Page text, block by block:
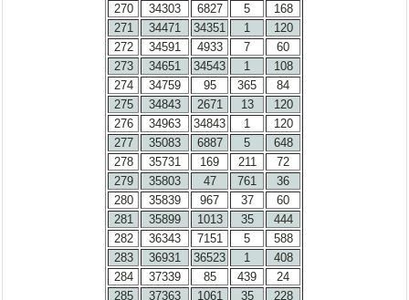
270
34303 6827 5
168
271
34471 34351 1
120
272
34591 4933 7
60
273
34651 34543 1
108
274
34759 95 365
84
275
34843 2671 13
120
276
34963 34843 1
120
277
35083 6887 5
648
278
35731 169 211
72
279
35803 47 761
36
280
35839 967 37
60
281
35899 1013 35
444
282
36343 7151 5
588
283
36931 36523 1
408
284
37339 85 439
24
285
37363 1061 35
228